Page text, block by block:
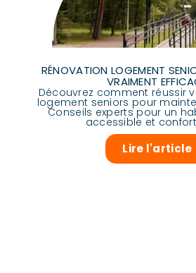
RÉNOVATION LOGEMENT
VRAIMENT
Découvrez comment réussir
logement seniors pour
Conseils experts pour un
accessible et
Lire l'article